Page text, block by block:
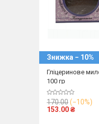
Знижка − 10%
Гліцеринове
100 гр
170.00(−10%)
153.00₴